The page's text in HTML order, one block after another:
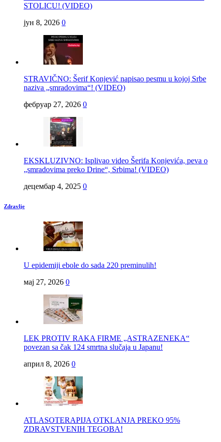
STOLICU! (VIDEO)
јун 8, 2026 0
STRAVIČNO: Šerif Konjević napisao pesmu u kojoj Srbe
naziva „smradovima“! (VIDEO)
фебруар 27, 2026 0
EKSKLUZIVNO: Isplivao video Šerifa Konjevića, peva o
„smradovima preko Drine“, Srbima! (VIDEO)
децембар 4, 2025 0
Zdravlje
U epidemiji ebole do sada 220 preminulih!
мај 27, 2026 0
LEK PROTIV RAKA FIRME „ASTRAZENEKA“
povezan sa čak 124 smrtna slučaja u Japanu!
април 8, 2026 0
ATLASOTERAPIJA OTKLANJA PREKO 95%
ZDRAVSTVENIH TEGOBA!